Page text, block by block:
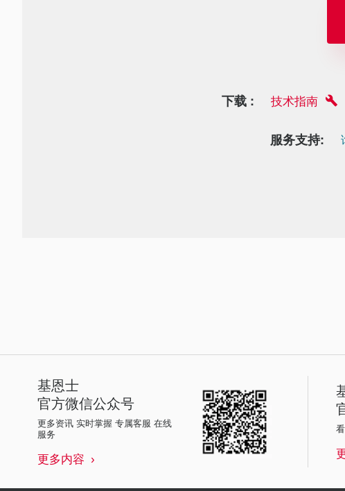
下载 : 技术指南
服务支持:
基恩士
官方微信公众号
更多资讯 实时掌握 专属客服 在线
服务
更多内容